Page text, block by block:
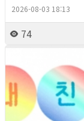
2026-08-03 18:13
74